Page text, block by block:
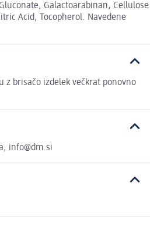
Galactoarabinan, Cellulose
Acid, Tocopherol. Navedene
brisačo izdelek večkrat ponovno
info@dm.si